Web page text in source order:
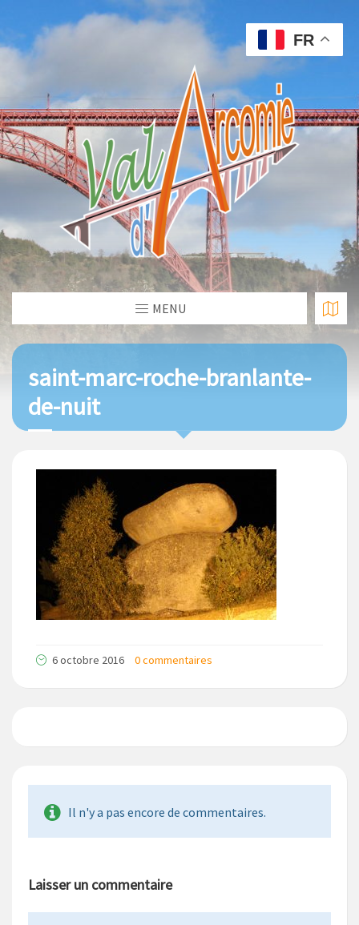
MENU
saint-marc-roche-branlante-
de-nuit
6 octobre 2016 0 commentaires
Il n'y a pas encore de commentaires.
Laisser un commentaire
FR